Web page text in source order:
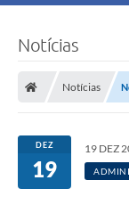
Notícias
Notícias
DEZ
19
19 DEZ